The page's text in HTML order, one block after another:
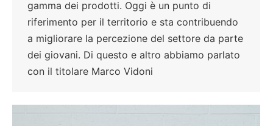
gamma dei prodotti. Oggi è un punto di
riferimento per il territorio e sta contribuendo
a migliorare la percezione del settore da parte
dei giovani. Di questo e altro abbiamo parlato
con il titolare Marco Vidoni